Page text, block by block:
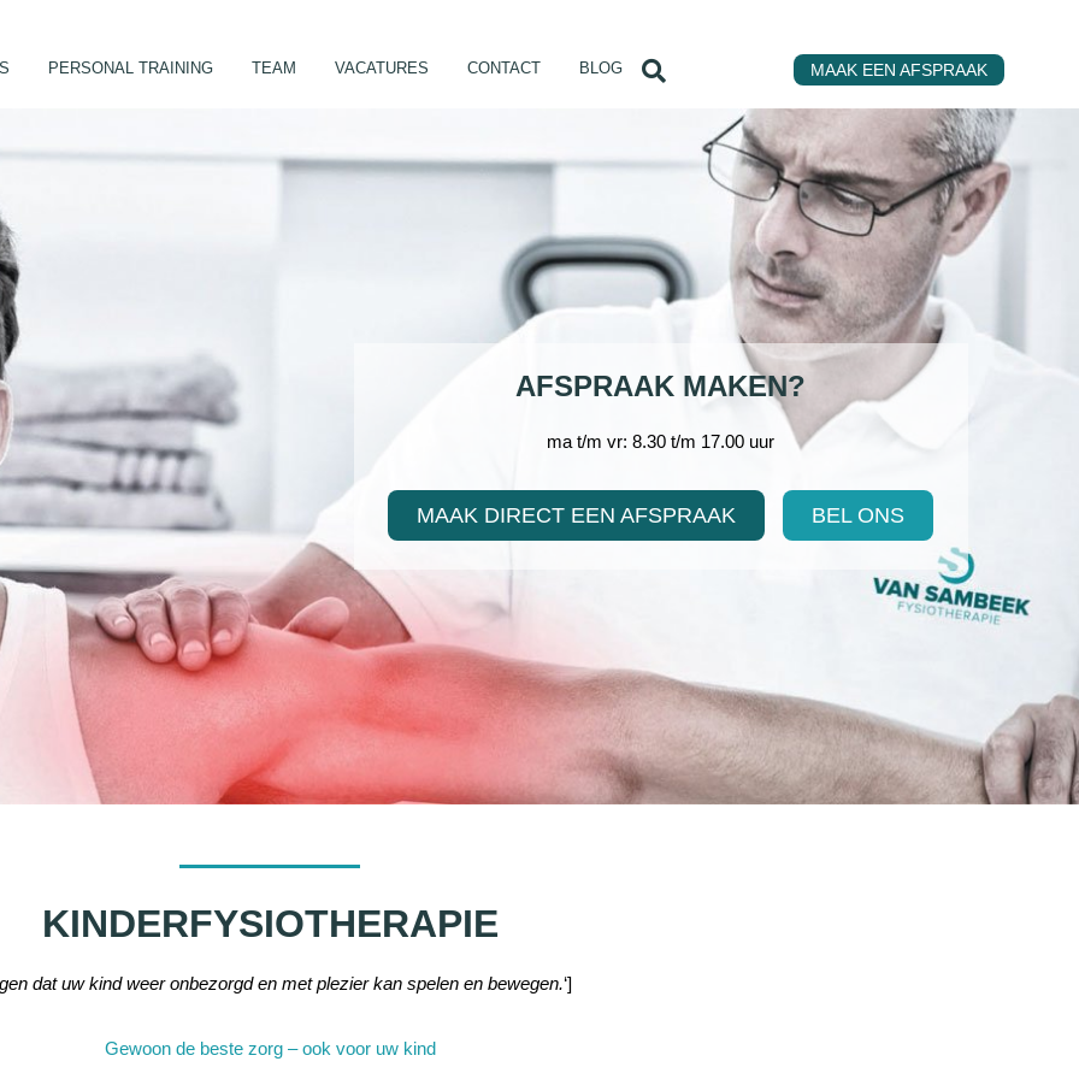
PERSONAL TRAINING TEAM VACATURES CONTACT BLOG MAAK EEN AFSPRAAK
AFSPRAAK MAKEN?
ma t/m vr: 8.30 t/m 17.00 uur
MAAK DIRECT EEN AFSPRAAK BEL ONS
KINDERFYSIOTHERAPIE
dat uw kind weer onbezorgd en met plezier kan spelen en bewegen.‘]
Gewoon de beste zorg – ook voor uw kind